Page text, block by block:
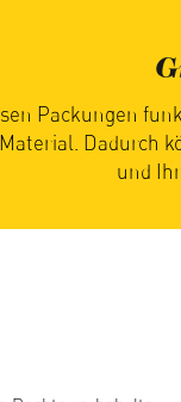
wann Sie
reif und bereit für
Früchte und